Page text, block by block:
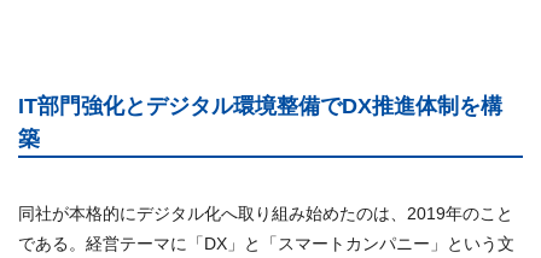
IT部門強化とデジタル環境整備でDX推進体制を構
築
同社が本格的にデジタル化へ取り組み始めたのは、2019年のこと
である。経営テーマに「DX」と「スマートカンパニー」という文